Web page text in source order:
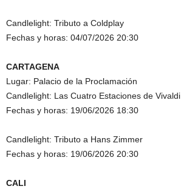
Candlelight: Tributo a Coldplay
Fechas y horas: 04/07/2026 20:30
CARTAGENA
Lugar: Palacio de la Proclamación
Candlelight: Las Cuatro Estaciones de Vivaldi
Fechas y horas: 19/06/2026 18:30
Candlelight: Tributo a Hans Zimmer
Fechas y horas: 19/06/2026 20:30
CALI